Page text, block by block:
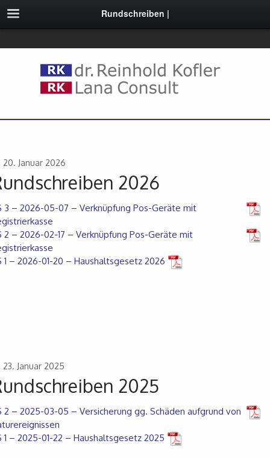
Rundschreiben |
20. Januar 2026
2026
3 – 2026-05-07 – Verknüpfung Pos-Geräte mit
2 – 2026-02-17 – Verknüpfung Pos-Geräte mit
1 – 2026-01-20 – Haushaltsgesetz 2026
23. Januar 2025
2025
2 – 2025-03-05 – Versicherung gg. Schäden aufgrund von
1 – 2025-01-22 – Haushaltsgesetz 2025